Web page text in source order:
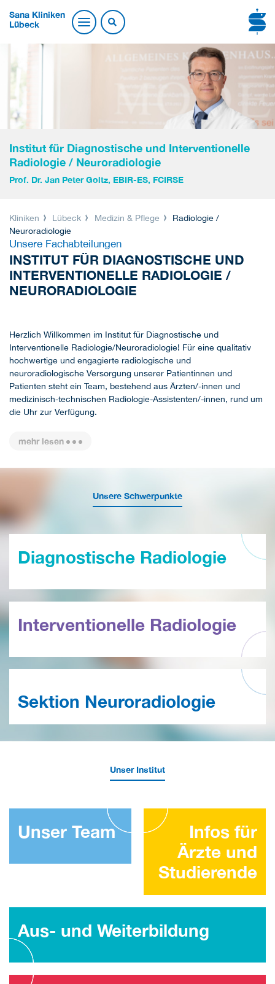
Sana Kliniken
Lübeck
Institut für Diagnostische und Interventionelle
Radiologie / Neuroradiologie
Prof. Dr. Jan Peter Goltz, EBIR-ES, FCIRSE
Kliniken Lübeck Medizin & Pflege
Radiologie /
Neuroradiologie
Unsere Fachabteilungen
INSTITUT FÜR DIAGNOSTISCHE UND
INTERVENTIONELLE RADIOLOGIE /
NEURORADIOLOGIE
Herzlich Willkommen im Institut für Diagnostische und
Interventionelle Radiologie/Neuroradiologie! Für eine qualitativ
hochwertige und engagierte radiologische und
neuroradiologische Versorgung unserer Patientinnen und
Patienten steht ein Team, bestehend aus Ärzten/-innen und
medizinisch-technischen Radiologie-Assistenten/-innen, rund um
die Uhr zur Verfügung.
mehr lesen
Unsere Schwerpunkte
Diagnostische Radiologie
Interventionelle Radiologie
Sektion Neuroradiologie
Unser Institut
Unser Team
Infos für
Ärzte und
Studierende
Aus- und Weiterbildung